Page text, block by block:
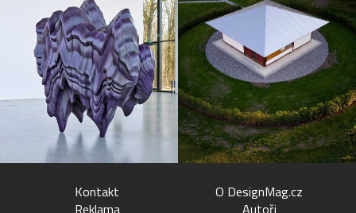
Kontakt
Reklama
O DesignMag.cz
Autoři